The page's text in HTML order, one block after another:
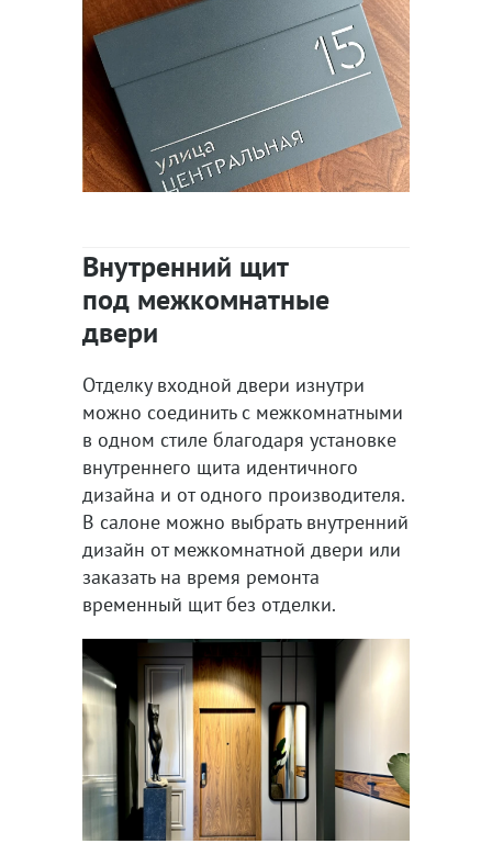
Внутренний щит
под межкомнатные
двери
Отделку входной двери изнутри
можно соединить с межкомнатными
в одном стиле благодаря установке
внутреннего щита идентичного
дизайна и от одного производителя.
В салоне можно выбрать внутренний
дизайн от межкомнатной двери или
заказать на время ремонта
временный щит без отделки.